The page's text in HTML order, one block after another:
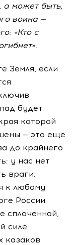
а может быть,
воина —
«Кто с
Земля, если
будет
которой
— это еще
до крайнего
у нас нет
враги.
к любому
России
сплоченной,
силе
казаков